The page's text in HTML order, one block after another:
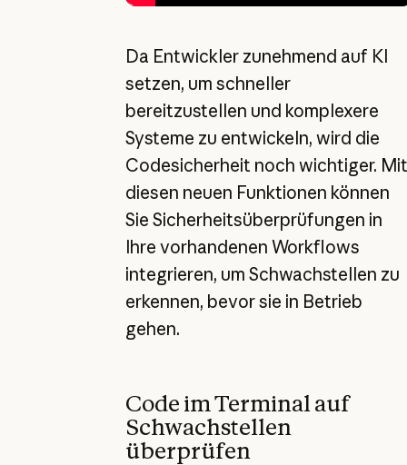
Da Entwickler zunehmend auf KI
setzen, um schneller
bereitzustellen und komplexere
Systeme zu entwickeln, wird die
Codesicherheit noch wichtiger. Mit
diesen neuen Funktionen können
Sie Sicherheitsüberprüfungen in
Ihre vorhandenen Workflows
integrieren, um Schwachstellen zu
erkennen, bevor sie in Betrieb
gehen.
Code im Terminal auf
Schwachstellen
überprüfen